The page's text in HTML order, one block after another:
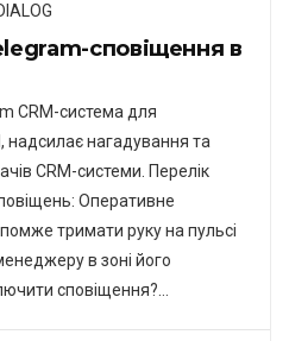
сповіщення в
CRM-система для
надсилає нагадування та
CRM-системи. Перелік
Оперативне
тримати руку на пульсі
в зоні його
сповіщення?…